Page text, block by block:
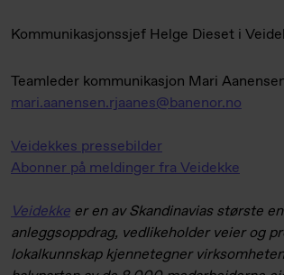
Kommunikasjonssjef Helge Dieset i
Teamleder kommunikasjon Mari
mari.aanensen.rjaanes@banenor.no
Veidekkes pressebilder
Abonner på meldinger fra Veidekke
Veidekke er en av Skandinavias største
anleggsoppdrag, vedlikeholder veier og
lokalkunnskap kjennetegner